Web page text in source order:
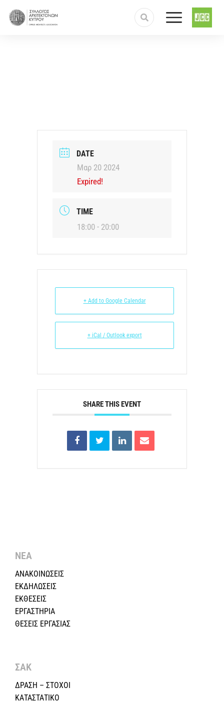
DATE
Μαρ 20 2024
Expired!
TIME
18:00 - 20:00
+ Add to Google Calendar
+ iCal / Outlook export
SHARE THIS EVENT
ΝΕΑ
ΑΝΑΚΟΙΝΩΣΕΙΣ
ΕΚΔΗΛΩΣΕΙΣ
ΕΚΘΕΣΕΙΣ
ΕΡΓΑΣΤΗΡΙΑ
ΘΕΣΕΙΣ ΕΡΓΑΣΙΑΣ
ΣΑΚ
ΔΡΑΣΗ – ΣΤΟΧΟΙ
ΚΑΤΑΣΤΑΤΙΚΟ